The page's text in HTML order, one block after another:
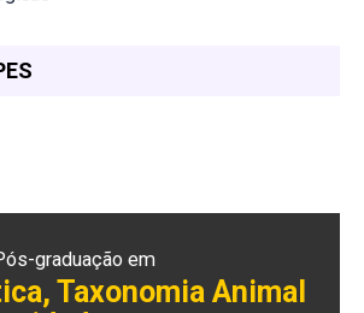
graduação em
Taxonomia Animal